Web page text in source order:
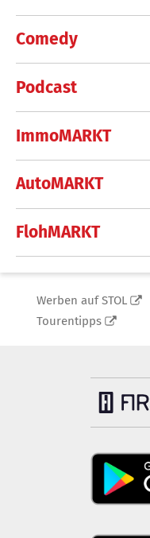
Comedy
Podcast
ImmoMARKT
AutoMARKT
FlohMARKT
Werben auf STOL
Tourentipps